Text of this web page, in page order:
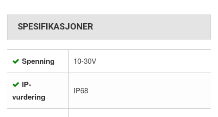
SPESIFIKASJONER
Spenning 10-30V
IP-
vurdering
IP68